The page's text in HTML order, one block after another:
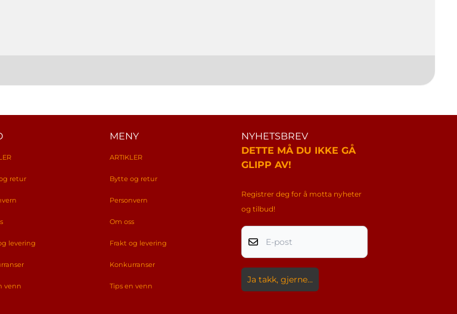
retur
levering
venn
MENY
ARTIKLER
Bytte og retur
Personvern
Om oss
Frakt og levering
Konkurranser
Tips en venn
NYHETSBREV
DETTE MÅ DU IKKE GÅ
GLIPP AV!
Registrer deg for å motta nyheter
og tilbud!
E-post
Ja takk, gjerne...